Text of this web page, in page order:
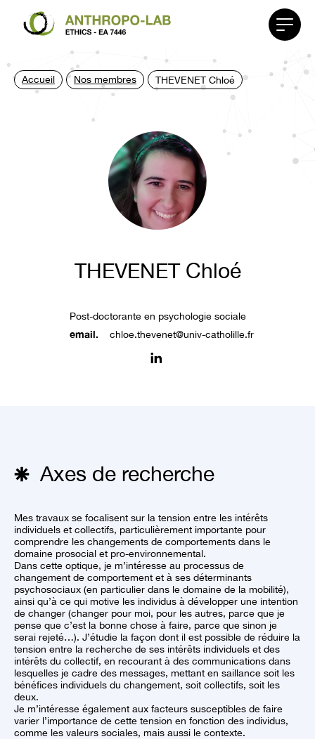
le
menu
Accueil Nos membres THEVENET Chloé
THEVENET Chloé
Post-doctorante en psychologie sociale
email. chloe.thevenet@univ-catholille.fr
Axes de recherche
Mes travaux se focalisent sur la tension entre les intérêts
individuels et collectifs, particulièrement importante pour
comprendre les changements de comportements dans le
domaine prosocial et pro-environnemental.
Dans cette optique, je m’intéresse au processus de
changement de comportement et à ses déterminants
psychosociaux (en particulier dans le domaine de la mobilité),
ainsi qu’à ce qui motive les individus à développer une intention
de changer (changer pour moi, pour les autres, parce que je
pense que c’est la bonne chose à faire, parce que sinon je
serai rejeté…). J’étudie la façon dont il est possible de réduire la
tension entre la recherche de ses intérêts individuels et des
intérêts du collectif, en recourant à des communications dans
lesquelles je cadre des messages, mettant en saillance soit les
bénéfices individuels du changement, soit collectifs, soit les
deux.
Je m’intéresse également aux facteurs susceptibles de faire
varier l’importance de cette tension en fonction des individus,
comme les valeurs sociales, mais aussi le contexte.